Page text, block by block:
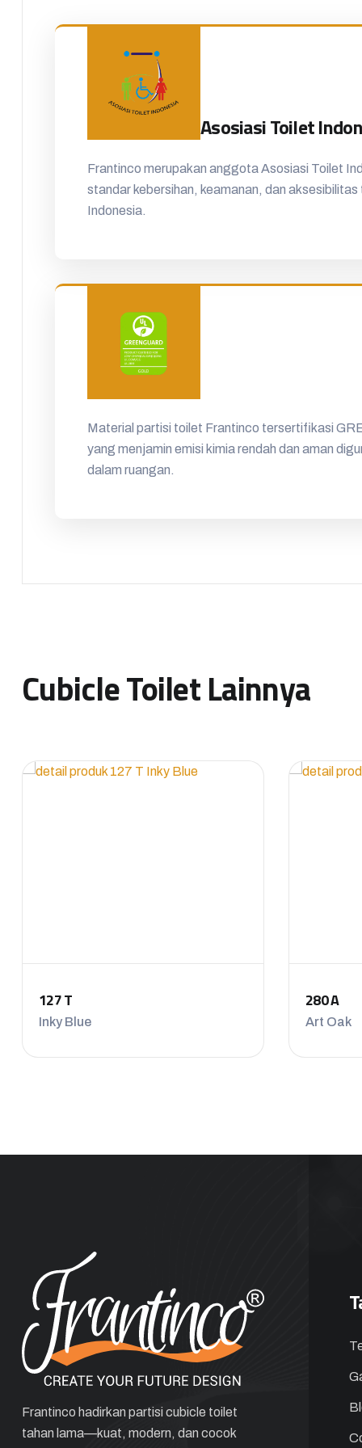
Asosiasi Toilet
Frantinco merupakan anggota Asosiasi Toilet
standar kebersihan, keamanan, dan aksesibilitas
Indonesia.
Material partisi toilet Frantinco tersertifikasi
yang menjamin emisi kimia rendah dan aman
dalam ruangan.
Cubicle Toilet Lainnya
127 T
Inky Blue
280 A
Art Oak
Frantinco hadirkan partisi cubicle toilet
tahan lama—kuat, modern, dan cocok